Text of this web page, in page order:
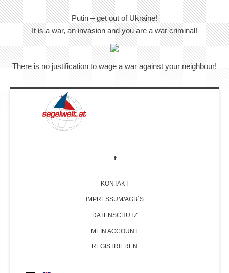
Putin – get out of Ukraine!
It is a war, an invasion and you are a war criminal!
There is no justification to wage a war against your neighbour!
KONTAKT
IMPRESSUM/AGB´S
DATENSCHUTZ
MEIN ACCOUNT
REGISTRIEREN